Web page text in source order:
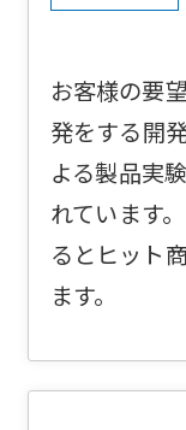
お客様の要
発をする開
よる製品実
れています
るとヒット
ます。